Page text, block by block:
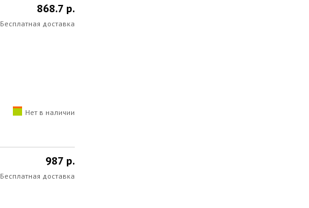
868.7 р.
Бесплатная доставка
Нет в наличии
987 р.
Бесплатная доставка